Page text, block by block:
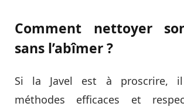
Comment nettoyer
sans l’abîmer ?
Si la Javel est à proscrire,
méthodes efficaces et